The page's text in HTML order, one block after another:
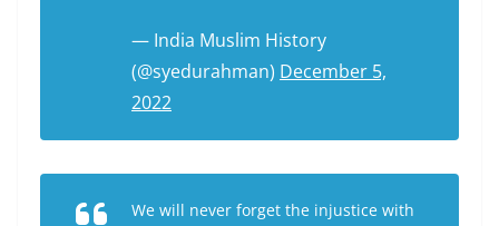
— India Muslim History
(@syedurahman) December 5,
2022
We will never forget the injustice with